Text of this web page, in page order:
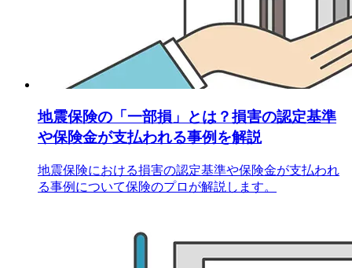
地震保険の「一部損」とは？損害の認定基準
や保険金が支払われる事例を解説
地震保険における損害の認定基準や保険金が支払われ
る事例について保険のプロが解説します。